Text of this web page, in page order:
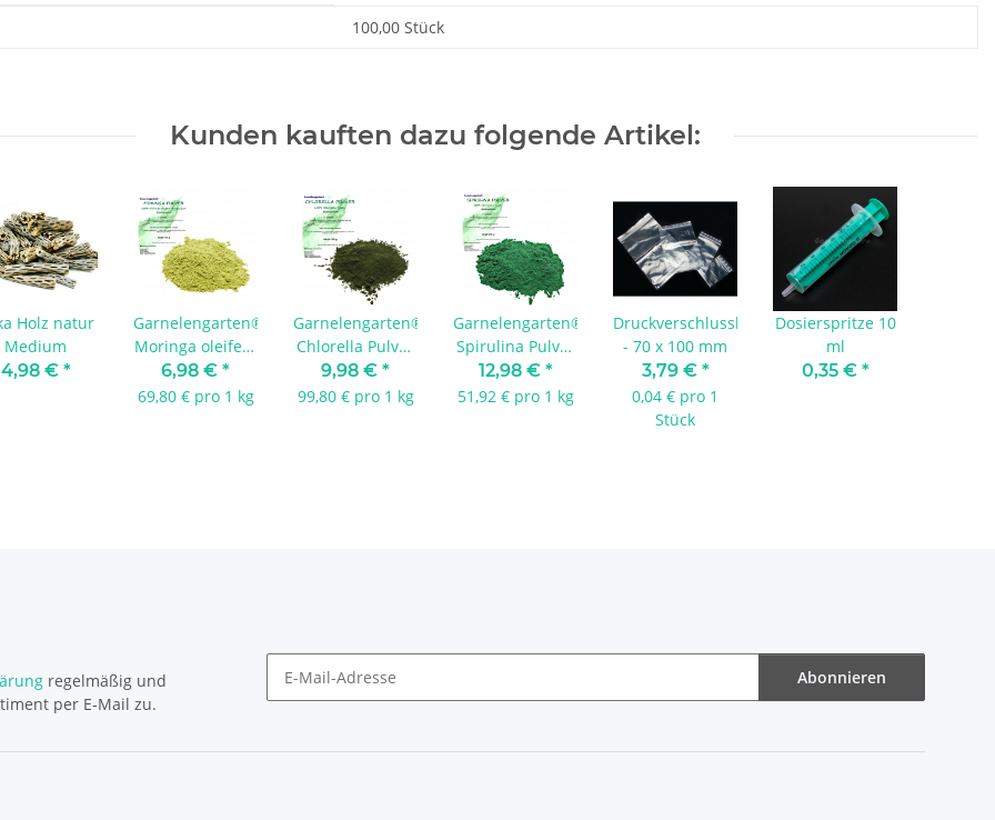
100,00 Stück
Kunden kauften dazu folgende Artikel:
Holz natur
Medium
4,98 € *
Garnelengarten®
Moringa oleifera
Pulver 100 g
6,98 € *
69,80 € pro 1 kg
Garnelengarten®
Chlorella Pulver
100 g
9,98 € *
99,80 € pro 1 kg
Garnelengarten®
Spirulina Pulver
250 g
12,98 € *
51,92 € pro 1 kg
Druckverschlussbeutel
- 70 x 100 mm
3,79 € *
0,04 € pro 1
Stück
Dosierspritze 10
ml
0,35 € *
regelmäßig und
per E-Mail zu.
Abonnieren